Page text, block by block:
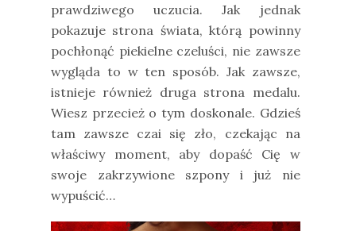
prawdziwego uczucia. Jak jednak
pokazuje strona świata, którą powinny
pochłonąć piekielne czeluści, nie zawsze
wygląda to w ten sposób. Jak zawsze,
istnieje również druga strona medalu.
Wiesz przecież o tym doskonale. Gdzieś
tam zawsze czai się zło, czekając na
właściwy moment, aby dopaść Cię w
swoje zakrzywione szpony i już nie
wypuścić…